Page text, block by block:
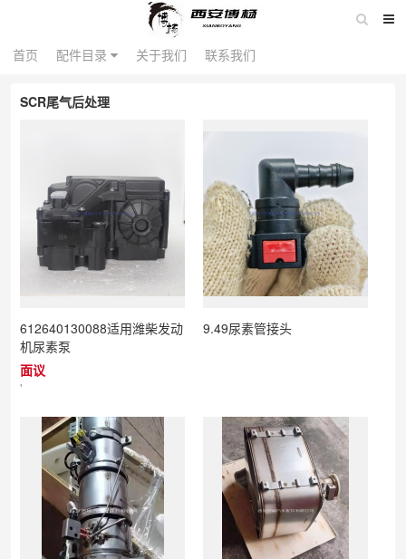
首页 配件目录 关于我们 联系我们
首页 配件目录 关于我们 联系我们
SCR尾气后处理
612640130088适用潍柴发动
机尿素泵
面议
'
9.49尿素管接头